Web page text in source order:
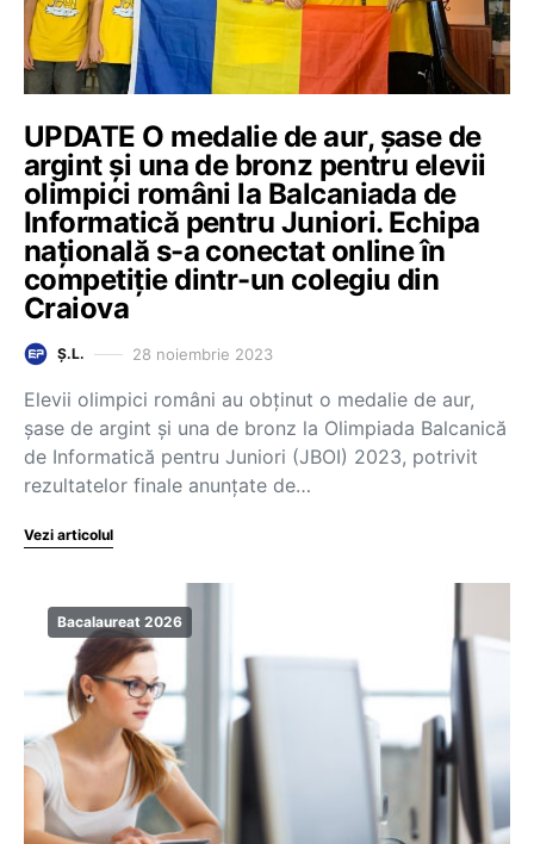
UPDATE O medalie de aur, șase de
argint și una de bronz pentru elevii
olimpici români la Balcaniada de
Informatică pentru Juniori. Echipa
națională s-a conectat online în
competiție dintr-un colegiu din
Craiova
Ș.L. 28 noiembrie 2023
Elevii olimpici români au obținut o medalie de aur,
șase de argint și una de bronz la Olimpiada Balcanică
de Informatică pentru Juniori (JBOI) 2023, potrivit
rezultatelor finale anunțate de…
Vezi articolul
Bacalaureat 2026